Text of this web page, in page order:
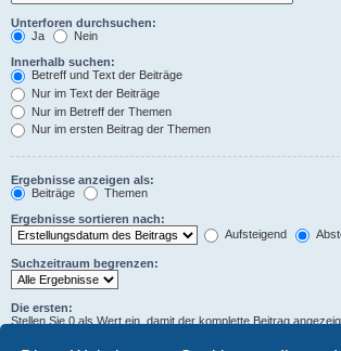
Unterforen durchsuchen:
Ja
Nein
Innerhalb suchen:
Betreff und Text der Beiträge
Nur im Text der Beiträge
Nur im Betreff der Themen
Nur im ersten Beitrag der Themen
Ergebnisse anzeigen als:
Beiträge
Themen
Ergebnisse sortieren nach:
Aufsteigend
Suchzeitraum begrenzen:
Die ersten:
Stellen Sie 0 als Wert ein, damit der komplette Beitrag